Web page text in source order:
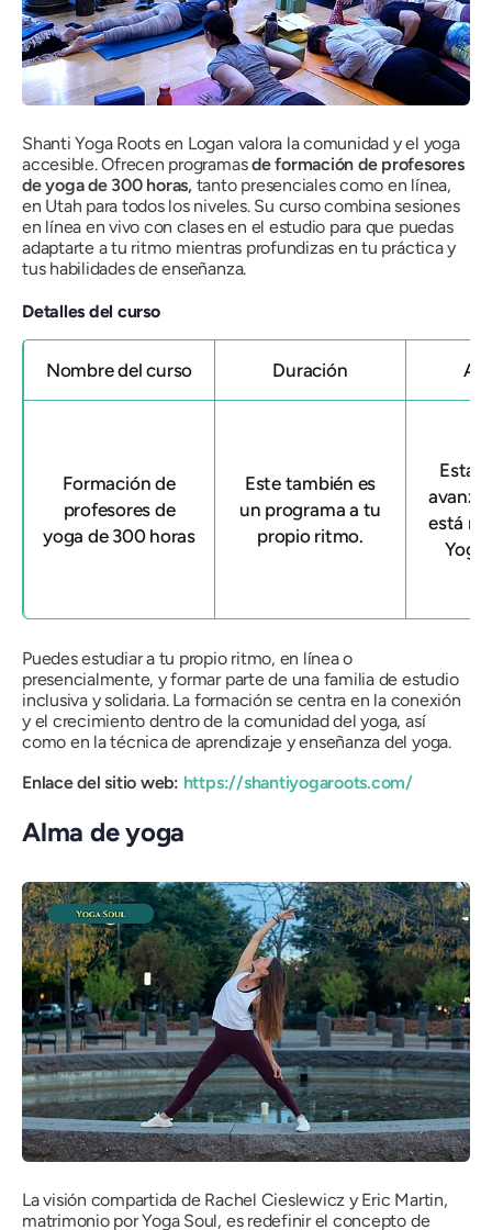
Shanti Yoga Roots en Logan valora la comunidad y el yoga
accesible. Ofrecen programasde formación de profesores
de yoga de 300 horas,tanto presenciales como en línea,
en Utah para todos los niveles. Su curso combina sesiones
en línea en vivo con clases en el estudio para que puedas
adaptarte a tu ritmo mientras profundizas en tu práctica y
tus habilidades de enseñanza.
Detalles del curso
Nombre del curso Duración
Formación de
profesores de
yoga de 300 horas
Este también es
un programa a tu
propio ritmo.
Esta
está
Yoga
Puedes estudiar a tu propio ritmo, en línea o
presencialmente, y formar parte de una familia de estudio
inclusiva y solidaria. La formación se centra en la conexión
y el crecimiento dentro de la comunidad del yoga, así
como en la técnica de aprendizaje y enseñanza del yoga.
Enlace del sitio web: https://shantiyogaroots.com/
Alma de yoga
La visión compartida de Rachel Cieslewicz y Eric Martin,
matrimonio por Yoga Soul, es redefinir el concepto de